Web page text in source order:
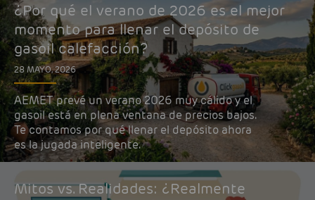
¿Por qué el verano de 2026 es el mejor
momento para llenar el depósito de
gasoil calefacción?
28 MAYO, 2026
AEMET prevé un verano 2026 muy cálido y el
gasoil está en plena ventana de precios bajos.
Te contamos por qué llenar el depósito ahora
es la jugada inteligente.
Mitos vs. Realidades: ¿Realmente